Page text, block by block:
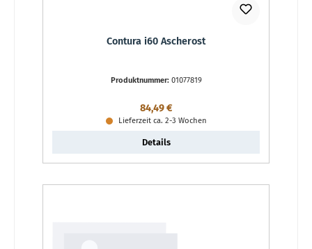
Contura i60 Ascherost
Produktnummer: 01077819
Regulärer Preis:
84,49 €
Lieferzeit ca. 2-3 Wochen
Details